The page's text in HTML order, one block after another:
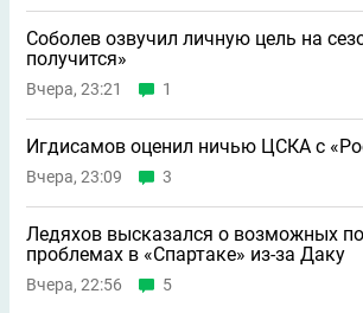
Соболев озвучил личную цель на
получится»
Вчера, 23:21 1
Игдисамов оценил ничью ЦСКА с
Вчера, 23:09 3
Ледяхов высказался о возможных
проблемах в «Спартаке» из-за Даку
Вчера, 22:56 5